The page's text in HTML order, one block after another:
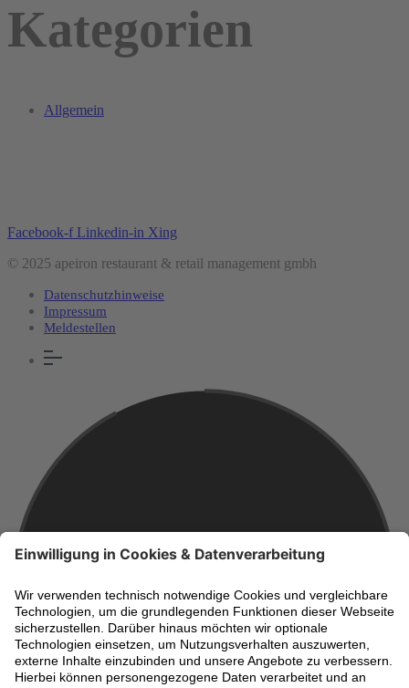
Kategorien
Allgemein
Facebook-f Linkedin-in Xing
© 2025 apeiron restaurant & retail management gmbh
Datenschutzhinweise
Impressum
Meldestellen